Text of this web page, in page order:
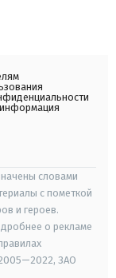
словами
с пометкой
и героев.
о рекламе
ЗАО